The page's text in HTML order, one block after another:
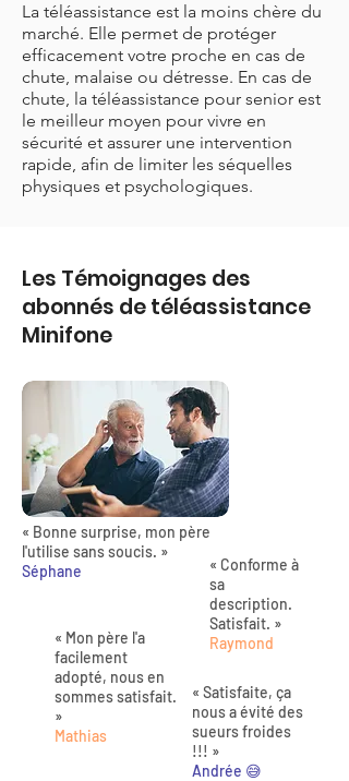
La téléassistance est la moins chère du
marché. Elle permet de protéger
efficacement votre proche en cas de
chute, malaise ou détresse. En cas de
chute, la téléassistance pour senior est
le meilleur moyen pour vivre en
sécurité et assurer une intervention
rapide, afin de limiter les séquelles
physiques et psychologiques.
Les Témoignages des
abonnés de téléassistance
Minifone
« Bonne surprise, mon père
l'utilise sans soucis. »
Séphane
« Mon père l'a
facilement
adopté, nous en
sommes satisfait.
»
Mathias
« Conforme à
sa
description.
Satisfait. »
Raymond
« Satisfaite, ça
nous a évité des
sueurs froides
!!! »
Andrée 😅